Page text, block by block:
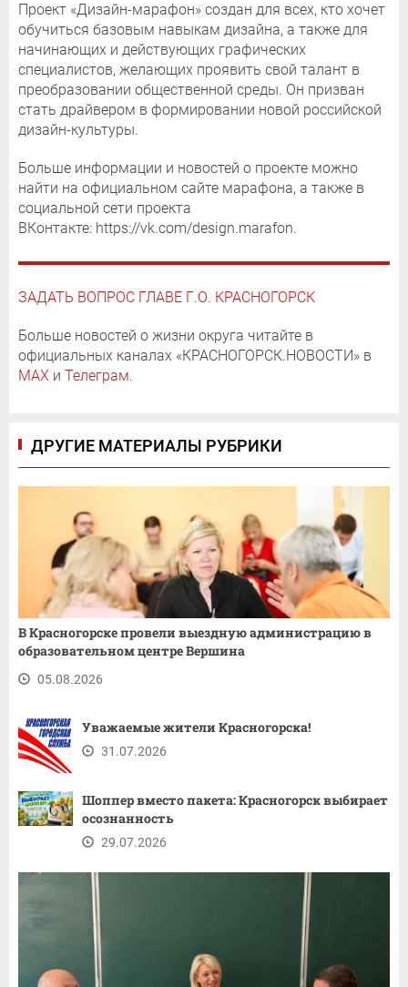
Проект «Дизайн-марафон» создан для всех, кто хочет
обучиться базовым навыкам дизайна, а также для
начинающих и действующих графических
специалистов, желающих проявить свой талант в
преобразовании общественной среды. Он призван
стать драйвером в формировании новой российской
дизайн-культуры.
Больше информации и новостей о проекте можно
найти на официальном сайте марафона, а также в
социальной сети проекта
ВКонтакте: https://vk.com/design.marafon.
ЗАДАТЬ ВОПРОС ГЛАВЕ Г.О. КРАСНОГОРСК
Больше новостей о жизни округа читайте в
официальных каналах «КРАСНОГОРСК.НОВОСТИ» в
MAX и Телеграм.
ДРУГИЕ МАТЕРИАЛЫ РУБРИКИ
В Красногорске провели выездную администрацию в
образовательном центре Вершина
05.08.2026
Уважаемые жители Красногорска!
31.07.2026
Шоппер вместо пакета: Красногорск выбирает
осознанность
29.07.2026